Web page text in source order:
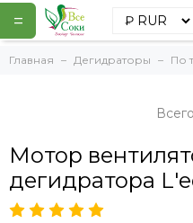
=
Главная Дегидраторы По
Мотор
дегидратора